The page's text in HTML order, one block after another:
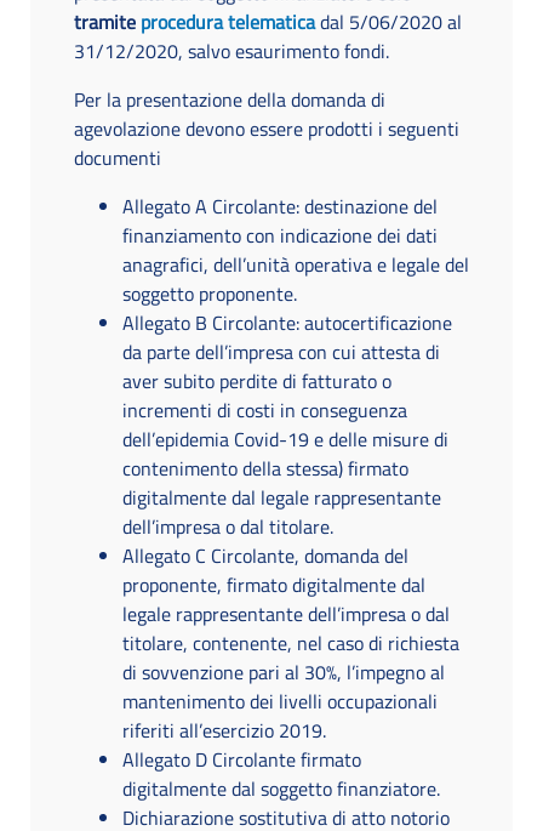
tramite procedura telematicadal 5/06/2020 al
31/12/2020, salvo esaurimento fondi.
Per la presentazione della domanda di
agevolazione devono essere prodotti i seguenti
documenti
Allegato A Circolante: destinazione del
finanziamento con indicazione dei dati
anagrafici, dell’unità operativa e legale del
soggetto proponente.
Allegato B Circolante: autocertificazione
da parte dell’impresa con cui attesta di
aver subito perdite di fatturato o
incrementi di costi in conseguenza
dell’epidemia Covid-19 e delle misure di
contenimento della stessa) firmato
digitalmente dal legale rappresentante
dell’impresa o dal titolare.
Allegato C Circolante, domanda del
proponente, firmato digitalmente dal
legale rappresentante dell’impresa o dal
titolare, contenente, nel caso di richiesta
di sovvenzione pari al 30%, l’impegno al
mantenimento dei livelli occupazionali
riferiti all’esercizio 2019.
Allegato D Circolante firmato
digitalmente dal soggetto finanziatore.
Dichiarazione sostitutiva di atto notorio